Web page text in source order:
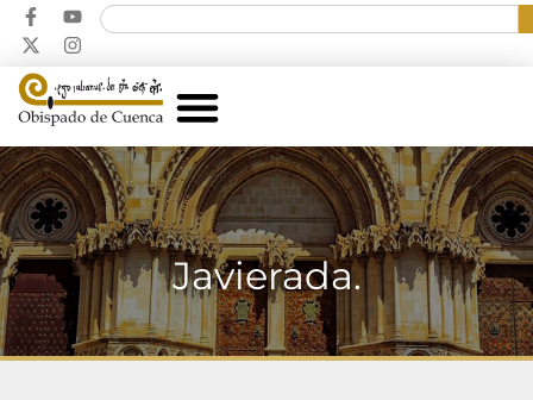
Javierada.